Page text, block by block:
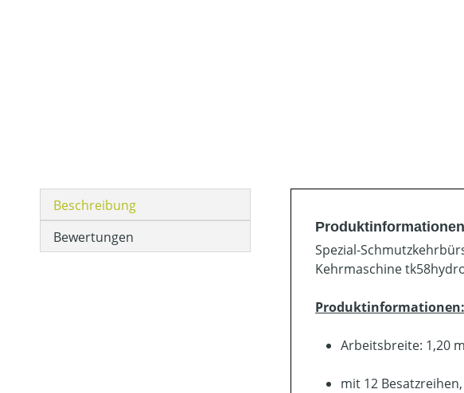
Beschreibung
Bewertungen
Spezial-
Kehrmaschine
Produktinformationen:
Arbeitsbreite: 1,20 m
mit 12